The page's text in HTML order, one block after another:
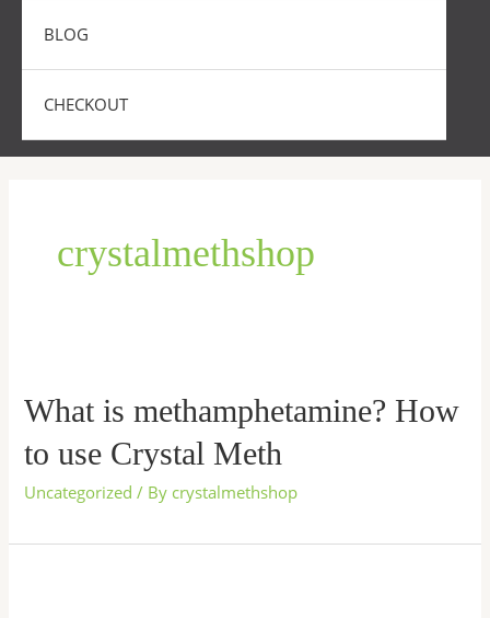
BLOG
CHECKOUT
crystalmethshop
What is methamphetamine? How
to use Crystal Meth
Uncategorized / By crystalmethshop